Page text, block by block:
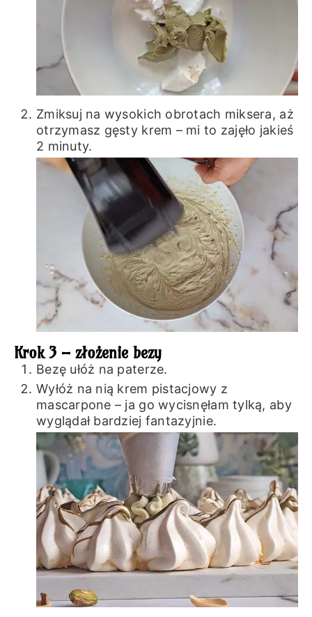
Zmiksuj na wysokich obrotach miksera, aż
otrzymasz gęsty krem – mi to zajęło jakieś
2 minuty.
Krok 3 – złożenie bezy
Bezę ułóż na paterze.
Wyłóż na nią krem pistacjowy z
mascarpone – ja go wycisnęłam tylką, aby
wyglądał bardziej fantazyjnie.